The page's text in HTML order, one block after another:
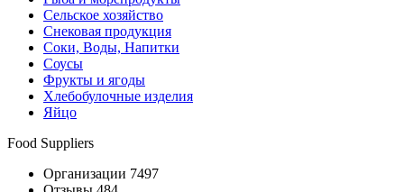
Сельское хозяйство
Снековая продукция
Соки, Воды, Напитки
Соусы
Фрукты и ягоды
Хлебобулочные изделия
Яйцо
Food Suppliers
Организации 7497